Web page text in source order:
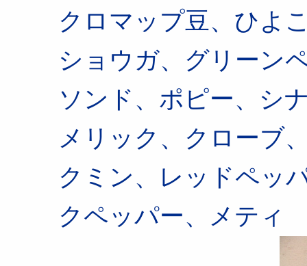
クロマップ豆、ひよ
ショウガ、グリーン
ソンド、ポピー、シ
メリック、クローブ
クミン、レッドペッ
クペッパー、メティ